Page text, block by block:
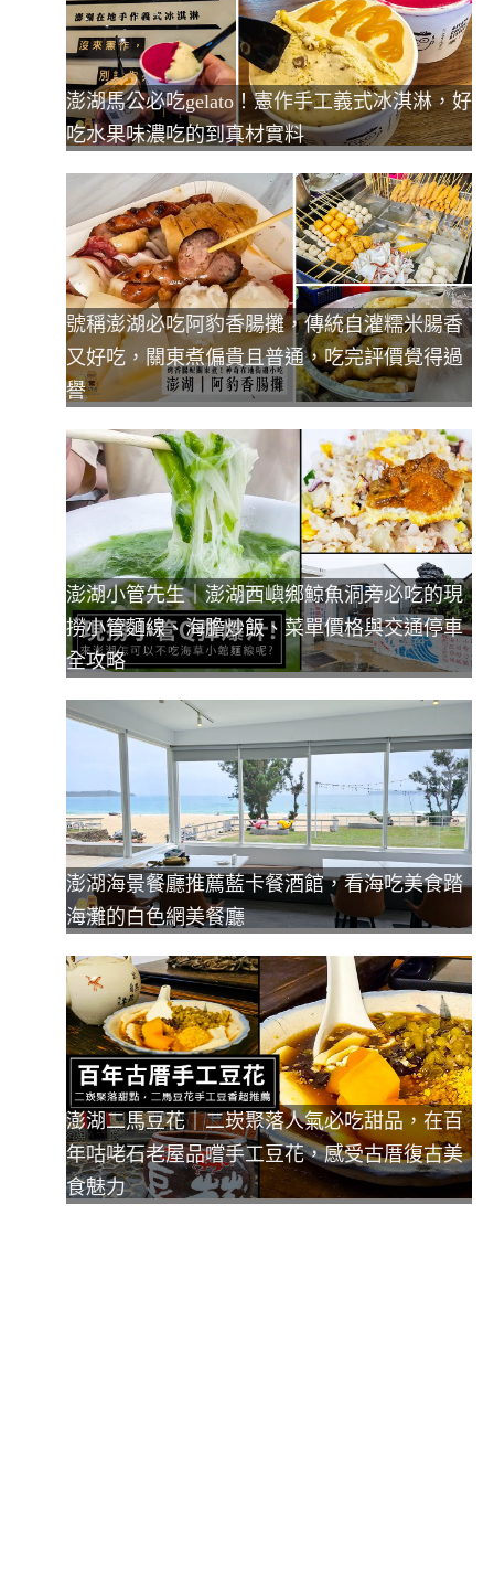
澎湖馬公必吃gelato！憲作手工義式冰淇淋，好
吃水果味濃吃的到真材實料
號稱澎湖必吃阿豹香腸攤，傳統自灌糯米腸香
又好吃，關東煮偏貴且普通，吃完評價覺得過
譽
澎湖小管先生｜澎湖西嶼鄉鯨魚洞旁必吃的現
撈小管麵線、海膽炒飯、菜單價格與交通停車
全攻略
澎湖海景餐廳推薦藍卡餐酒館，看海吃美食踏
海灘的白色網美餐廳
澎湖二馬豆花｜二崁聚落人氣必吃甜品，在百
年咕咾石老屋品嚐手工豆花，感受古厝復古美
食魅力